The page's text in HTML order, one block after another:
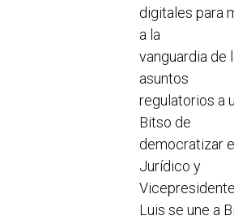
digitales para
a la
vanguardia de
asuntos
regulatorios a
Bitso de
democratizar
Jurídico y
Luis se une a